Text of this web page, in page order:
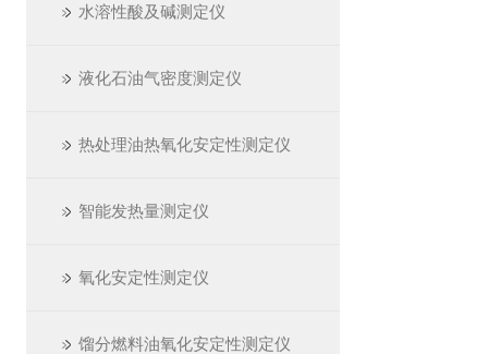
水溶性酸及碱测定仪
液化石油气密度测定仪
热处理油热氧化安定性测定仪
智能发热量测定仪
氧化安定性测定仪
馏分燃料油氧化安定性测定仪